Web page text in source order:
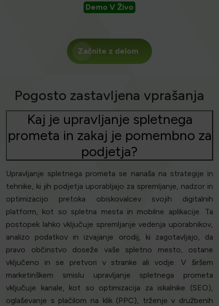
Demo V Živo
Začnite z delom
Pogosto zastavljena vprašanja
Kaj je upravljanje spletnega
prometa in zakaj je pomembno za
podjetja?
Upravljanje spletnega prometa se nanaša na strategije in
tehnike, ki jih podjetja uporabljajo za spremljanje, nadzor in
optimizacijo pretoka obiskovalcev svojih digitalnih
platform, kot so spletna mesta in mobilne aplikacije. Ta
postopek lahko vključuje spremljanje vedenja uporabnikov,
analizo podatkov in izvajanje orodij, ki zagotavljajo, da
pravo občinstvo doseže vaše spletno mesto, ostane
vključeno in se pretvori v stranke ali vodje. V širšem
marketinškem smislu upravljanje spletnega prometa
vključuje kanale, kot so optimizacija za iskalnike (SEO),
oglaševanje s plačilom na klik (PPC), trženje v družbenih